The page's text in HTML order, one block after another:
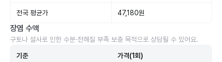
전국 평균가 47,180원
장염 수액
구토나 설사로 인한 수분·전해질 부족 보충 목적으로 상담될 수 있어요.
기준 가격(1회)